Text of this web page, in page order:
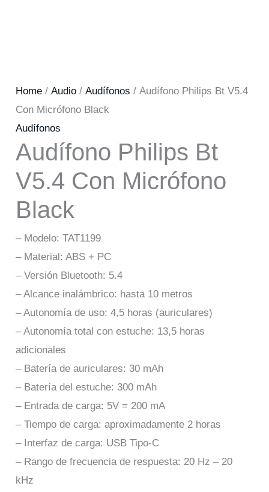
Home /Audio /Audífonos / Audífono Philips Bt V5.4
Con Micrófono Black
Audífonos
Audífono Philips Bt
V5.4 Con Micrófono
Black
– Modelo: TAT1199
– Material: ABS + PC
– Versión Bluetooth: 5.4
– Alcance inalámbrico: hasta 10 metros
– Autonomía de uso: 4,5 horas (auriculares)
– Autonomía total con estuche: 13,5 horas
adicionales
– Batería de auriculares: 30 mAh
– Batería del estuche: 300 mAh
– Entrada de carga: 5V = 200 mA
– Tiempo de carga: aproximadamente 2 horas
– Interfaz de carga: USB Tipo-C
– Rango de frecuencia de respuesta: 20 Hz – 20
kHz